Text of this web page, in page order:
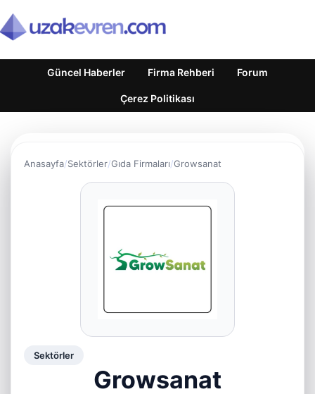
Güncel Haberler Firma Rehberi Forum
Çerez Politikası
Anasayfa Sektörler Gıda Firmaları Growsanat
Sektörler
Growsanat